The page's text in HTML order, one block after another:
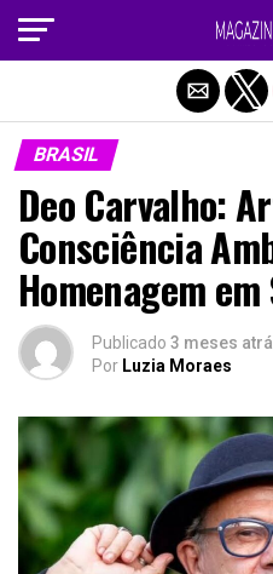
BRASIL
Deo Carvalho:
Consciência
Homenagem
Publicado 3 meses
Por Luzia Moraes
Sair da